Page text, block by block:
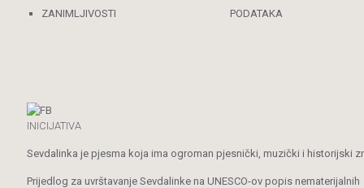
ZANIMLJIVOSTI
PODATAKA
INICIJATIVA
Sevdalinka je pjesma koja ima ogroman pjesnički, muzički i historijski
Prijedlog za uvrštavanje Sevdalinke na UNESCO-ov popis nematerijalnih